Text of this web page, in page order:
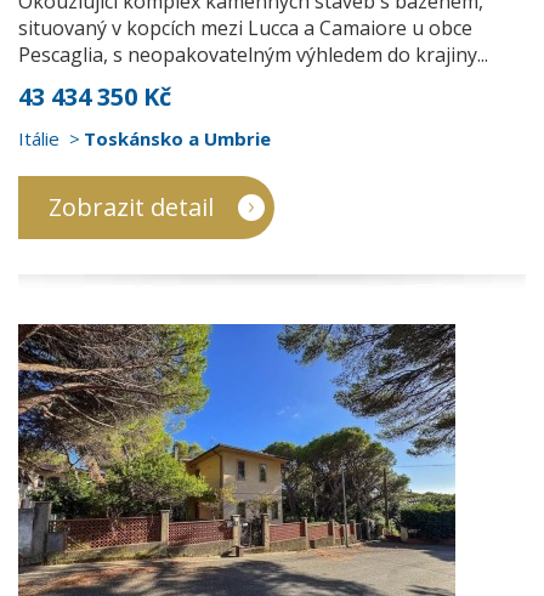
situovaný v kopcích mezi Lucca a Camaiore u obce
Pescaglia, s neopakovatelným výhledem do krajiny...
43 434 350 Kč
Itálie Toskánsko a Umbrie
Zobrazit detail